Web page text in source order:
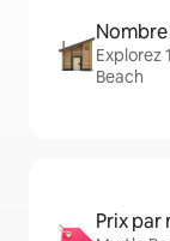
Explorez
Beach
Prix par